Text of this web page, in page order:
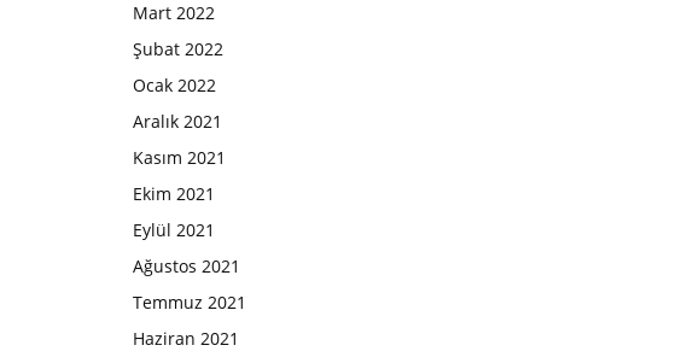
Mart 2022
Şubat 2022
Ocak 2022
Aralık 2021
Kasım 2021
Ekim 2021
Eylül 2021
Ağustos 2021
Temmuz 2021
Haziran 2021